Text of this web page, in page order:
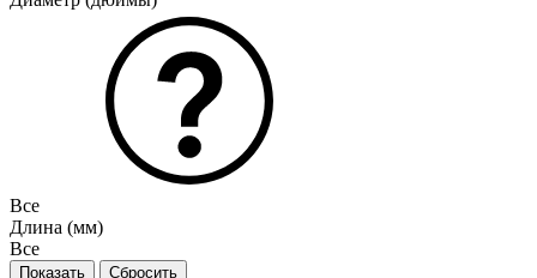
Все
Длина (мм)
Все